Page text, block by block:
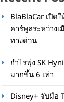
BlaBlaCar เปิด
คาร์พูลระหว่าง
ทางด่วน
กำไรพุ่ง SK
มากขึ้น 6 เท่า
Disney+ จับมือ